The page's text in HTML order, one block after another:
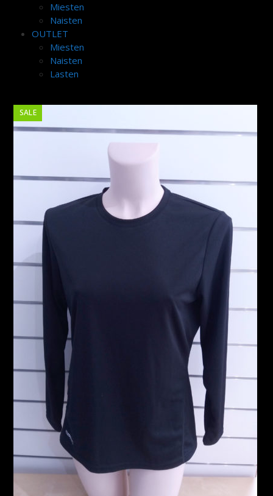
Miesten
Naisten
OUTLET
Miesten
Naisten
Lasten
SALE